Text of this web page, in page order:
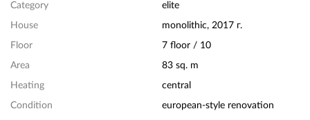
Category elite
House monolithic, 2017 г.
Floor 7 floor / 10
Area 83 sq. m
Heating central
Condition european-style renovation